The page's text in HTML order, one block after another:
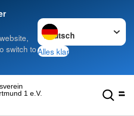
switch to
Sprache wechseln zu
Alles klar
1 e.V.